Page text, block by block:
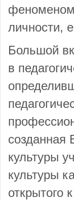
феноменом
личности,
Большой
в
созданная
культуры
культуры
открытого